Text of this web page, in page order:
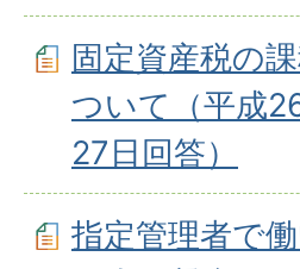
固定資産税の
ついて（平成
27日回答）
指定管理者で